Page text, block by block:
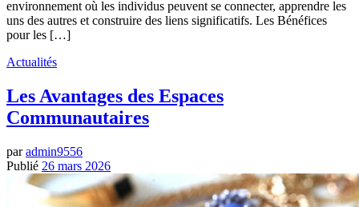
environnement où les individus peuvent se connecter, apprendre les
uns des autres et construire des liens significatifs. Les Bénéfices
pour les […]
Actualités
Les Avantages des Espaces
Communautaires
paradmin9556
Publié 26 mars 2026